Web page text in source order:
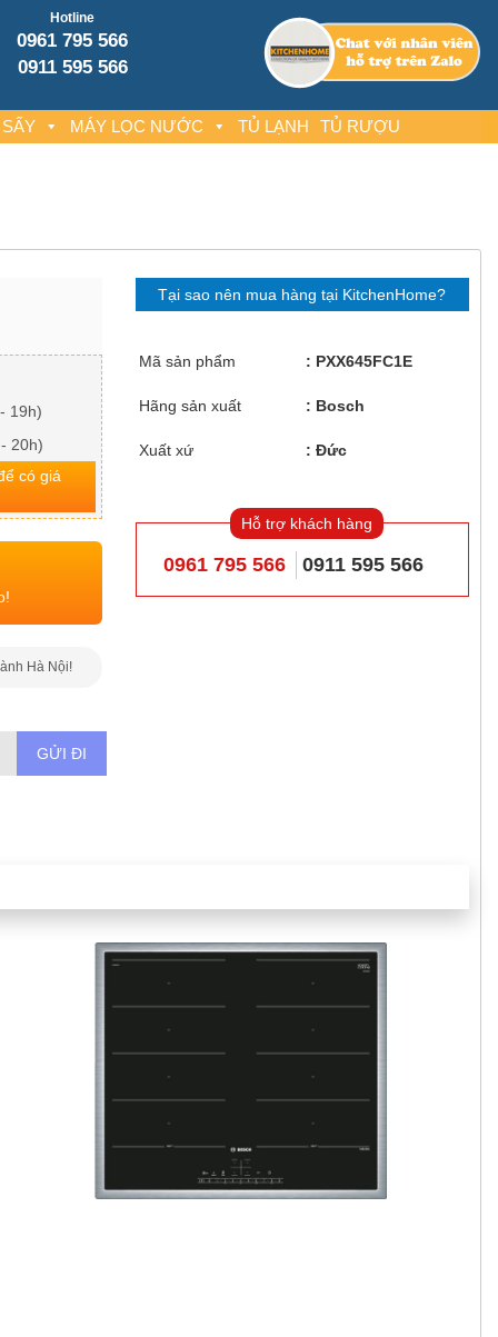
Hotline
0961 795 566
0911 595 566
MÁY LỌC NƯỚC TỦ LẠNH TỦ RƯỢU
19h)
20h)
có giá
Hà Nội!
Tại sao nên mua hàng tại KitchenHome?
Mã sản phẩm PXX645FC1E
Hãng sản xuất Bosch
Xuất xứ Đức
Hỗ trợ khách hàng
0961 795 566 0911 595 566